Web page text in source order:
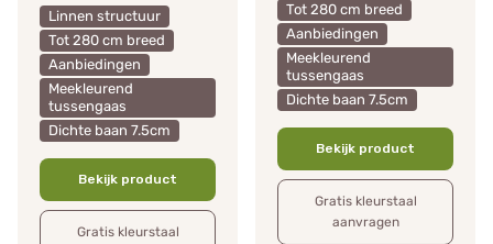
Linnen structuur
Tot 280 cm breed
Aanbiedingen
Meekleurend
tussengaas
Dichte baan 7.5cm
Bekijk product
Gratis kleurstaal
Tot 280 cm breed
Aanbiedingen
Meekleurend
tussengaas
Dichte baan 7.5cm
Bekijk product
Gratis kleurstaal
aanvragen